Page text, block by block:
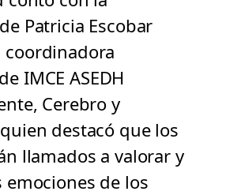
Patricia Escobar
IMCE ASEDH
Cerebro y
destacó que los
llamados a valorar y
emociones de los